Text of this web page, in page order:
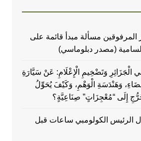
المرفوقين مسألة مبدأ قائمة على
السامية (مصدر دبلوماسي)
الْجَزَائِرِ وَتَضْخِيمِ الْإِعْلَامِ: عَنْ سَيَّارَةِ
وَهَنْدَسَةِ الْوَهْمِ، وَكَيْفَ يُحَوِّلُ
إِلَى “مُعْجِزَاتٍ” صِنَاعِيَّةٍ؟
الرئيس الكولومبي ساعات قبل